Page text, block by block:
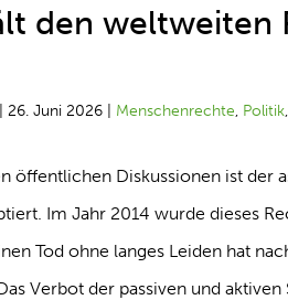
den weltweiten
|26. Juni 2026 Menschenrechte, Politik,
öffentlichen Diskussionen ist der
Im Jahr 2014 wurde dieses
Tod ohne langes Leiden hat
Verbot der passiven und